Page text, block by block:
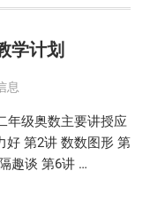
学计划
息
年级奥数主要讲授应
第2讲 数数图形 第
趣谈 第6讲 …